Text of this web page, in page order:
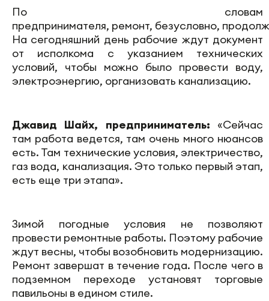
По словам
предпринимателя, ремонт, безусловно,
На сегодняшний день рабочие ждут документ
от исполкома с указанием технических
условий, чтобы можно было провести воду,
электроэнергию, организовать канализацию.
Джавид Шайх, предприниматель:
«Сейчас
там работа ведется, там очень много нюансов
есть. Там технические условия, электричество,
газ вода, канализация. Это только первый этап,
есть еще три этапа».
Зимой погодные условия не позволяют
провести ремонтные работы. Поэтому рабочие
ждут весны, чтобы возобновить модернизацию.
Ремонт завершат в течение года. После чего в
подземном переходе установят торговые
павильоны в едином стиле.